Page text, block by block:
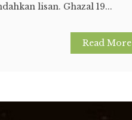
lisan. Ghazal 19...
Read More